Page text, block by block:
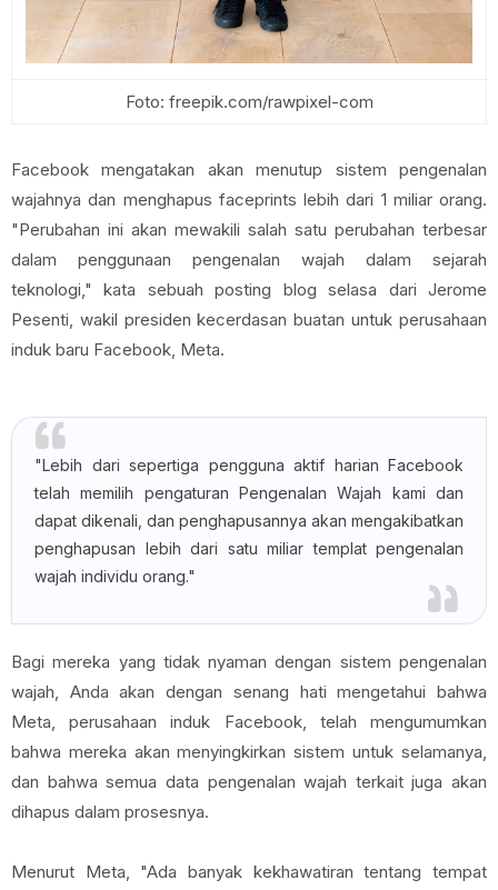
Foto: freepik.com/rawpixel-com
Facebook mengatakan akan menutup sistem pengenalan
wajahnya dan menghapus faceprints lebih dari 1 miliar orang.
"Perubahan ini akan mewakili salah satu perubahan terbesar
dalam penggunaan pengenalan wajah dalam sejarah
teknologi," kata sebuah posting blog selasa dari Jerome
Pesenti, wakil presiden kecerdasan buatan untuk perusahaan
induk baru Facebook, Meta.
"Lebih dari sepertiga pengguna aktif harian Facebook
telah memilih pengaturan Pengenalan Wajah kami dan
dapat dikenali, dan penghapusannya akan mengakibatkan
penghapusan lebih dari satu miliar templat pengenalan
wajah individu orang."
Bagi mereka yang tidak nyaman dengan sistem pengenalan
wajah, Anda akan dengan senang hati mengetahui bahwa
Meta, perusahaan induk Facebook, telah mengumumkan
bahwa mereka akan menyingkirkan sistem untuk selamanya,
dan bahwa semua data pengenalan wajah terkait juga akan
dihapus dalam prosesnya.
Menurut Meta, "Ada banyak kekhawatiran tentang tempat